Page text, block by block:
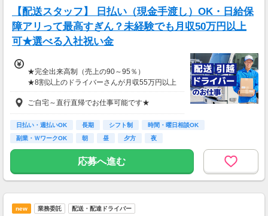
【配送スタッフ】 日払い（現金手渡し）OK・日給保
障アリって最高すぎん？未経験でも月収50万円以上
可★選べる入社祝い金
★完全出来高制（売上の90～95％）
★8割以上のドライバーさんが月収55万円以上
★支度金5～25万円補助あり（規定有）
★選べる入社祝い金アリ
⇒「初回稼働1か月後に3万円」or「1年後に10
万円」or「2年後に20万円」選べます！
ご都合にあわせてルートや個数は調整可能！
※1日2万円保証の案件もあり！
＊現金手渡し・日払いご相談OK
ご自宅～直行直帰でお仕事可能です★
日払い・週払いOK 長期 シフト制
時間・曜日相談OK
副業・ＷワークOK
朝 昼 夕方 夜
応募へ進む
new 業務委託 配送・配達ドライバー